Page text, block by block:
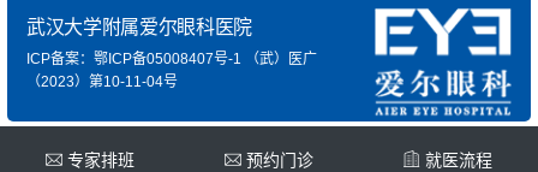
武汉大学附属爱尔眼科医院
ICP备案：鄂ICP备05008407号-1 （武）医广
（2023）第10-11-04号
专家排班 预约门诊 就医流程